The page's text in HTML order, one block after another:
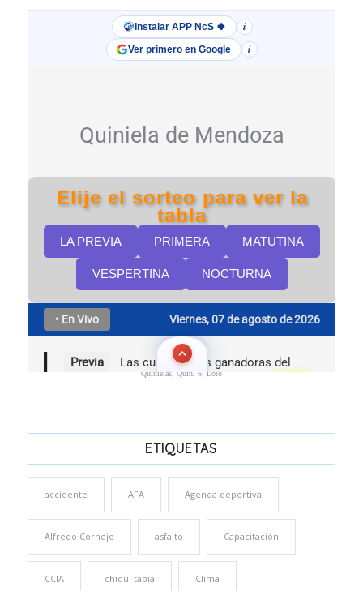
Quinielas, Quini 6, Loto
ETIQUETAS
accidente AFA Agenda deportiva
Alfredo Cornejo asfalto Capacitación
CCIA chiqui tapia Clima